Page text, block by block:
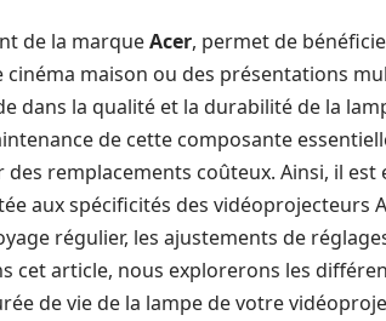
de la marqueAcer, permet de
maison ou des présentations
dans la qualité et la durabilité de la
de cette composante
remplacements coûteux. Ainsi, il est
aux spécificités des vidéoprojecteurs
régulier, les ajustements de
cet article, nous explorerons les
de vie de la lampe de votre